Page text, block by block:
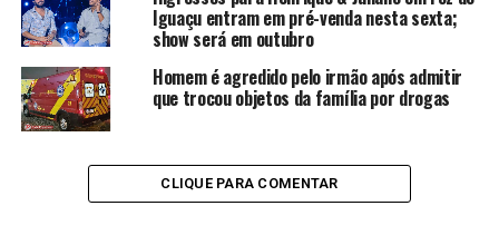
Iguaçu entram em pré-venda nesta sexta;
show será em outubro
Homem é agredido pelo irmão após admitir
que trocou objetos da família por drogas
CLIQUE PARA COMENTAR